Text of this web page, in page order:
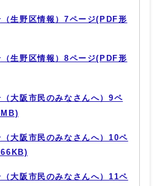
生野区情報）7ページ(PDF形
生野区情報）8ページ(PDF形
大阪市民のみなさんへ）9ペ
大阪市民のみなさんへ）10ペ
大阪市民のみなさんへ）11ペ